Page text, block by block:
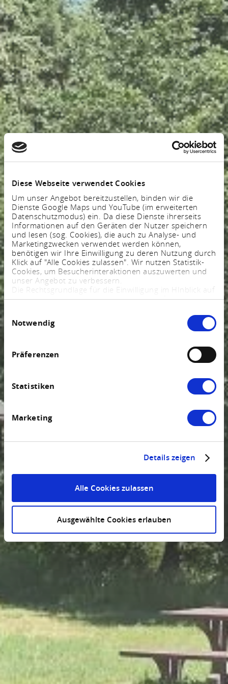
Diese Webseite verwendet Cookies
Um unser Angebot bereitzustellen, binden wir die
Dienste Google Maps und YouTube (im erweiterten
Datenschutzmodus) ein. Da diese Dienste ihrerseits
Informationen auf den Geräten der Nutzer speichern
und lesen (sog. Cookies), die auch zu Analyse- und
Marketingzwecken verwendet werden können,
benötigen wir Ihre Einwilligung zu deren Nutzung durch
Klick auf "Alle Cookies zulassen". Wir nutzen Statistik-
Cookies, um Besucherinteraktionen auszuwerten und
unser Angebot zu verbessern.
Die Rechtsgrundlage für die Einwilligung im HInblick auf
die Speicherung und das Auslesen von Informationen
Verarbeitung personenbezogener Daten Art. 6 Abs. 1
lit. a DSGVO.
widerrufen. Weitere Informationen finden Sie in
Notwendig
Präferenzen
Statistiken
Marketing
Details zeigen
Alle Cookies zulassen
Ausgewählte Cookies erlauben